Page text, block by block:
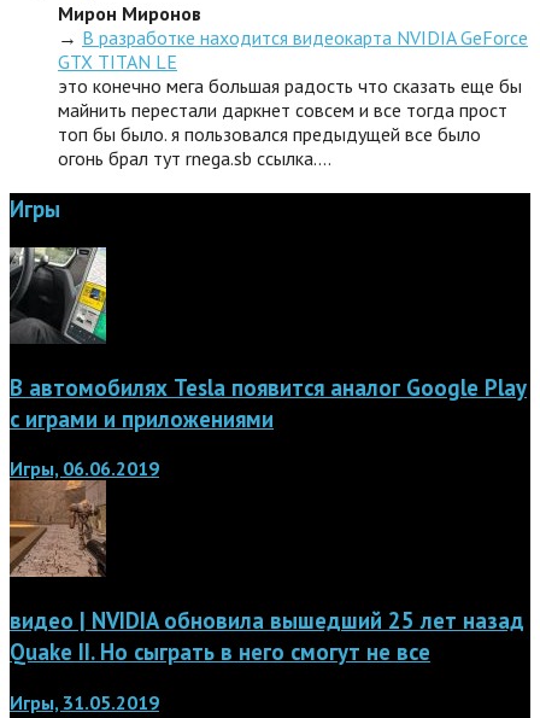
Мирон Миронов
→ В разработке находится видеокарта NVIDIA GeForce
GTX TITAN LE
это конечно мега большая радость что сказать еще бы
майнить перестали даркнет совсем и все тогда прост
топ бы было. я пользовался предыдущей все было
огонь брал тут rnega.sb ссылка.…
Игры
В автомобилях Tesla появится аналог Google Play
с играми и приложениями
Игры, 06.06.2019
видео | NVIDIA обновила вышедший 25 лет назад
Quake II. Но сыграть в него смогут не все
Игры, 31.05.2019